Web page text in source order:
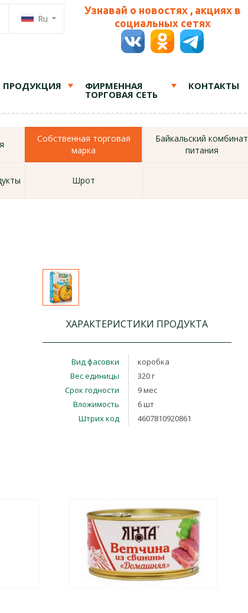
Ru
Узнавай о новостях , акциях в
социальных сетях
ПРОДУКЦИЯ ФИРМЕННАЯ
ТОРГОВАЯ СЕТЬ
КОНТАКТЫ
Собственная торговая
марка
Байкальский комбинат
питания
Шрот
ХАРАКТЕРИСТИКИ ПРОДУКТА
Вид фасовки
коробка
Вес единицы
320 г
Срок годности
9 мес
Вложимость
6 шт
Штрих код
4607810920861